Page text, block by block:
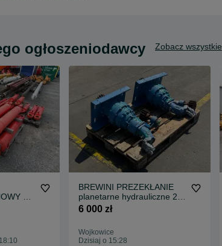
ogłoszeniodawcy Zobacz wszystkie
do
BREWINI PREZEKŁANIE
planetarne hydrauliczne 2
szt do karuzeli używane
6 000 zł
Wojkowice
Dzisiaj o 15:28